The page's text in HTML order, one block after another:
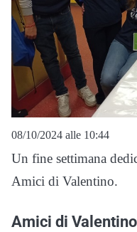
08/10/2024 alle 10:44
Un fine settimana
Amici di Valentino.
Amici di Valentino